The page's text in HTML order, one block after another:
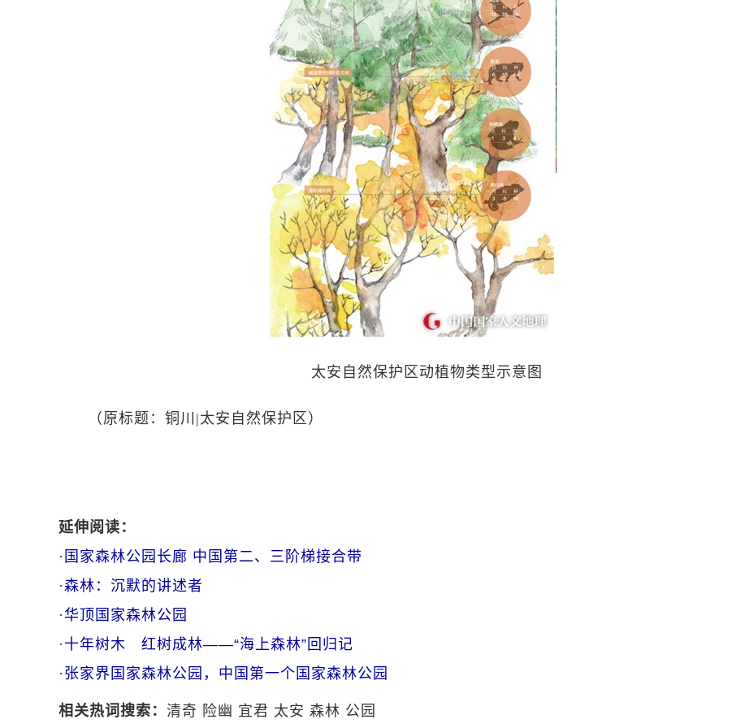
太安自然保护区动植物类型示意图
（原标题：铜川|太安自然保护区）
延伸阅读：
· 国家森林公园长廊 中国第二、三阶梯接合带
·森林：沉默的讲述者
· 华顶国家森林公园
· 十年树木 红树成林——“海上森林”回归记
· 张家界国家森林公园，中国第一个国家森林公园
相关热词搜索： 清奇 险幽 宜君 太安 森林 公园